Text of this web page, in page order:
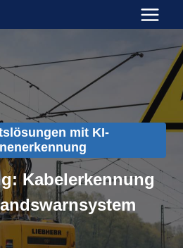
mit KI-
Kabelerkennung